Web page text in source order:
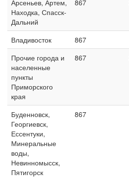
Арсеньев, Артем,
Находка, Спасск-
Дальний
867
Владивосток 867
Прочие города и
населенные
пункты
Приморского
края
867
Буденновск,
Георгиевск,
Ессентуки,
Минеральные
воды,
Невинномысск,
Пятигорск
867